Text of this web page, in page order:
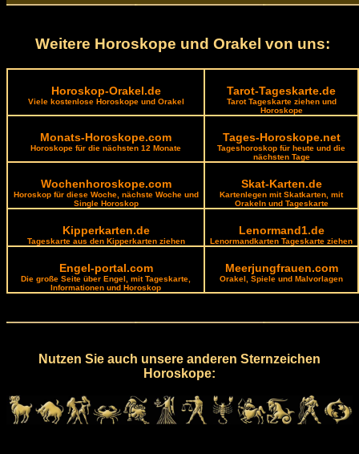
Weitere Horoskope und Orakel von uns:
Horoskop-Orakel.de
Viele kostenlose Horoskope und Orakel
Tarot-Tageskarte.de
Tarot Tageskarte ziehen und
Horoskope
Monats-Horoskope.com
Horoskope für die nächsten 12 Monate
Tages-Horoskope.net
Tageshoroskop für heute und die
nächsten Tage
Wochenhoroskope.com
Horoskop für diese Woche, nächste Woche und
Single Horoskop
Skat-Karten.de
Kartenlegen mit Skatkarten, mit
Orakeln und Tageskarte
Kipperkarten.de
Tageskarte aus den Kipperkarten ziehen
Lenormand1.de
Lenormandkarten Tageskarte ziehen
Engel-portal.com
Die große Seite über Engel, mit Tageskarte,
Informationen und Horoskop
Meerjungfrauen.com
Orakel, Spiele und Malvorlagen
Nutzen Sie auch unsere anderen Sternzeichen
Horoskope: